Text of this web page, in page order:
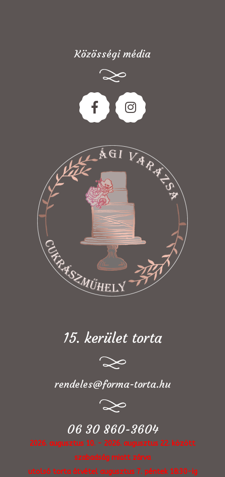
Közösségi média
15. kerület torta
rendeles@forma-torta.hu
06 30 860-3604
2026. augusztus 10. - 2026. augusztus 22. között
szabadság miatt zárva
utolsó torta átvétel augusztus 7. péntek 18:30-ig